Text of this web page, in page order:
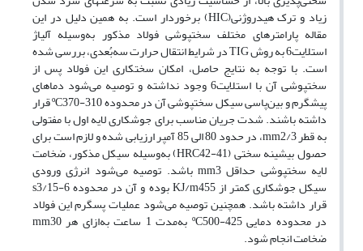
زیاد و ترک هیدروژنی(HIC) برخوردار است. به همین دلیل در این
مقاله پارامترهای مختلف سختپوشی فولاد مذکور به‌وسیله آلیاژ
استلایت‌6 به روش TIG در شرایط انتقال حرارت سه‌بُعدی، بررسی شده
است. با توجه به نتایج حاصل، امکان سختکاری این فولاد پس از
سختپوشی آن با استلایت‌6 وجود نداشته و توصیه می‌شود دماهای
پیشگرم و بین‌پاسی سیکل سختپوشی آن در محدوده ºC370-310 قرار
داشته باشند. شدت جریان مناسب برای جوشکاری لایه اول با مفتولی
به قطر mm2/3، در حدود 80 الی 85 آمپر ارزیابی ‌شده و لازم ‌است برای
حصول بیشینه سختی‌ (HRC42-41) به‌وسیله سیکل مذکور، ضخامت
‌لایه ‌سختپوشی حداقل mm3 باشد. توصیه می‌شود انرژی ورودی
سیکل جوشکاری کمتر از KJ/m455 بوده و آن در محدوده s3/15-6
قرار داشته باشد. همچنین توصیه می‌شود عملیات پسگرم این فولاد
در محدوده دمایی ºC500-425 به‌‌مدت 1 ساعت به‌ازای هر mm30
ضخامت انجام شود.